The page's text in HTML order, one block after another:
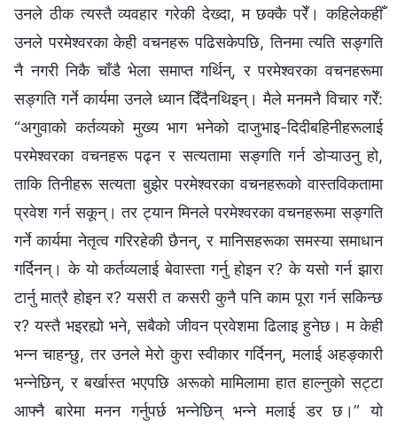
उनले ठीक त्यस्तै व्यवहार गरेकी देख्दा, म छक्‍कै परेँ। कहिलेकहीँ
उनले परमेश्‍वरका केही वचनहरू पढिसकेपछि, तिनमा त्यति सङ्गति
नै नगरी निकै चाँडै भेला समाप्त गर्थिन्, र परमेश्‍वरका वचनहरूमा
सङ्गति गर्ने कार्यमा उनले ध्यान दिँदैनथिइन्। मैले मनमनै विचार गरेँ:
“अगुवाको कर्तव्यको मुख्य भाग भनेको दाजुभाइ-दिदीबहिनीहरूलाई
परमेश्‍वरका वचनहरू पढ्न र सत्यतामा सङ्गति गर्न डोऱ्याउनु हो,
ताकि तिनीहरू सत्यता बुझेर परमेश्‍वरका वचनहरूको वास्तविकतामा
प्रवेश गर्न सकून्। तर ट्यान मिनले परमेश्‍वरका वचनहरूमा सङ्गति
गर्ने कार्यमा नेतृत्व गरिरहेकी छैनन्, र मानिसहरूका समस्या समाधान
गर्दिनन्। के यो कर्तव्यलाई बेवास्ता गर्नु होइन र? के यसो गर्न झारा
टार्नु मात्रै होइन र? यसरी त कसरी कुनै पनि काम पूरा गर्न सकिन्छ
र? यस्तै भइरह्यो भने, सबैको जीवन प्रवेशमा ढिलाइ हुनेछ। म केही
भन्न चाहन्छु, तर उनले मेरो कुरा स्वीकार गर्दिनन्, मलाई अहङ्कारी
भन्‍नेछिन्, र बर्खास्त भएपछि अरूको मामिलामा हात हाल्‍नुको सट्टा
आफ्‍नै बारेमा मनन गर्नुपर्छ भन्‍नेछिन् भन्‍ने मलाई डर छ।” यो